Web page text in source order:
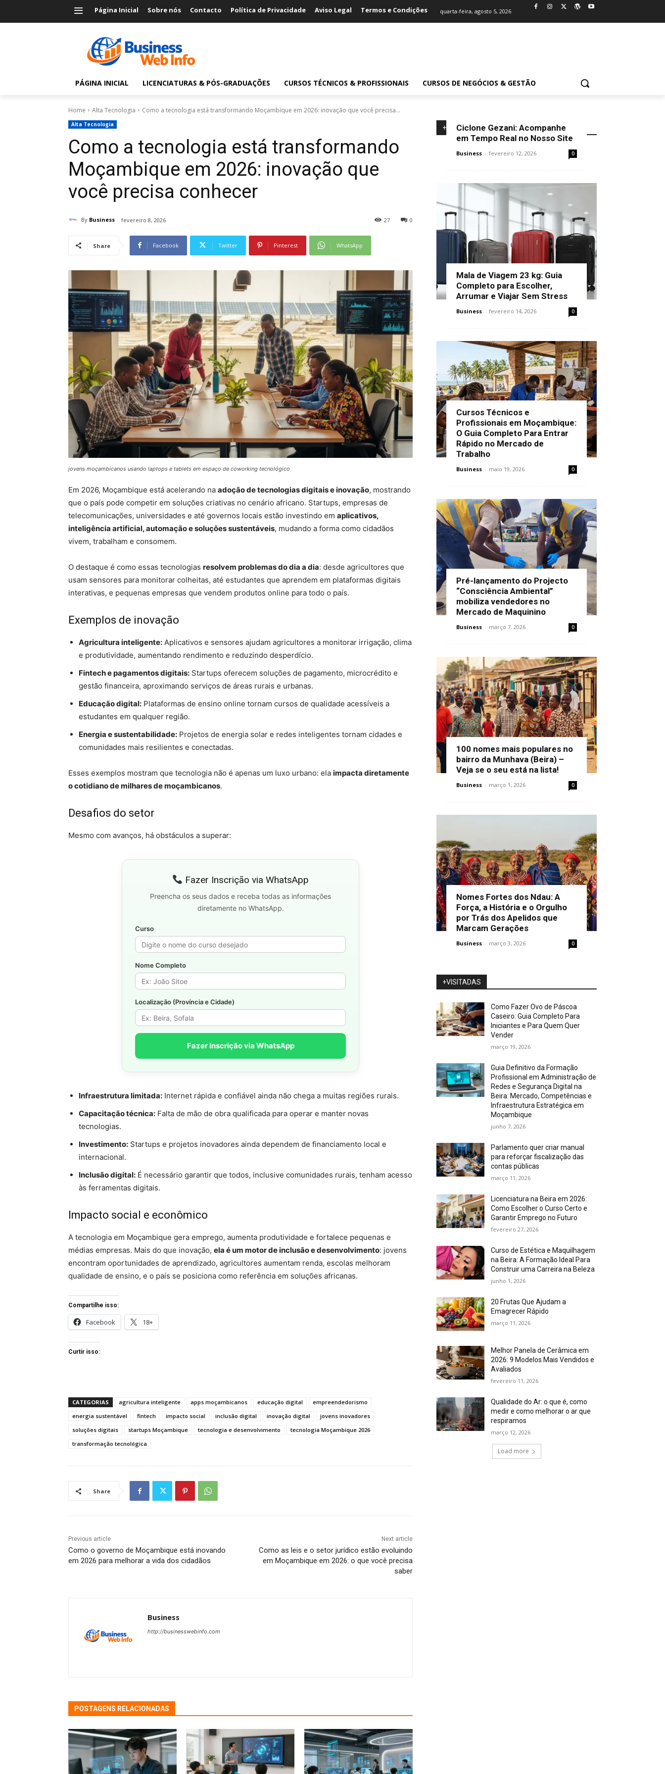
Página Inicial Sobre nós Contacto Política de Privacidade Aviso Legal Termos e Condições quarta-feira, agosto 5, 2026
PÁGINA INICIAL LICENCIATURAS & PÓS-GRADUAÇÕES CURSOS TÉCNICOS & PROFISSIONAIS CURSOS DE NEGÓCIOS & GESTÃO
Home Alta Tecnologia Como a tecnologia está transformando Moçambique em 2026: inovação que você precisa...
Alta Tecnologia
Como a tecnologia está transformando
Moçambique em 2026: inovação que
você precisa conhecer
By Business fevereiro 8, 2026 0
27
Share Facebook Twitter Pinterest WhatsApp
jovens moçambicanos usando laptops e tablets em espaço de coworking tecnológico
Em 2026, Moçambique está acelerando na adoção de tecnologias digitais e inovação, mostrando
que o país pode competir em soluções criativas no cenário africano. Startups, empresas de
telecomunicações, universidades e até governos locais estão investindo em aplicativos,
inteligência artificial, automação e soluções sustentáveis, mudando a forma como cidadãos
vivem, trabalham e consomem.
O destaque é como essas tecnologias resolvem problemas do dia a dia: desde agricultores que
usam sensores para monitorar colheitas, até estudantes que aprendem em plataformas digitais
interativas, e pequenas empresas que vendem produtos online para todo o país.
Exemplos de inovação
Agricultura inteligente: Aplicativos e sensores ajudam agricultores a monitorar irrigação, clima
e produtividade, aumentando rendimento e reduzindo desperdício.
Fintech e pagamentos digitais: Startups oferecem soluções de pagamento, microcrédito e
gestão financeira, aproximando serviços de áreas rurais e urbanas.
Educação digital: Plataformas de ensino online tornam cursos de qualidade acessíveis a
estudantes em qualquer região.
Energia e sustentabilidade: Projetos de energia solar e redes inteligentes tornam cidades e
comunidades mais resilientes e conectadas.
Esses exemplos mostram que tecnologia não é apenas um luxo urbano: ela impacta diretamente
o cotidiano de milhares de moçambicanos.
Desafios do setor
Mesmo com avanços, há obstáculos a superar:
Fazer Inscrição via WhatsApp
Preencha os seus dados e receba todas as informações
diretamente no WhatsApp.
Curso
Nome Completo
Localização (Província e Cidade)
Fazer Inscrição via WhatsApp
Infraestrutura limitada: Internet rápida e confiável ainda não chega a muitas regiões rurais.
Capacitação técnica: Falta de mão de obra qualificada para operar e manter novas
tecnologias.
Investimento: Startups e projetos inovadores ainda dependem de financiamento local e
internacional.
Inclusão digital: É necessário garantir que todos, inclusive comunidades rurais, tenham acesso
às ferramentas digitais.
Impacto social e econômico
A tecnologia em Moçambique gera emprego, aumenta produtividade e fortalece pequenas e
médias empresas. Mais do que inovação, ela é um motor de inclusão e desenvolvimento: jovens
encontram oportunidades de aprendizado, agricultores aumentam renda, escolas melhoram
qualidade de ensino, e o país se posiciona como referência em soluções africanas.
Compartilhe isso:
Facebook 18+
Curtir isso:
CATEGORIAS agricultura inteligente apps moçambicanos educação digital
empreendedorismo
energia sustentável
fintech impacto social inclusão digital inovação digital
jovens inovadores
soluções digitais
startups Moçambique tecnologia e desenvolvimento
tecnologia Moçambique 2026
transformação tecnológica
Share
Previous article
Como o governo de Moçambique está inovando
em 2026 para melhorar a vida dos cidadãos
Next article
Como as leis e o setor jurídico estão evoluindo
em Moçambique em 2026: o que você precisa
saber
Business
http://businesswebinfo.com
POSTAGENS RELACIONADAS
+NOVIDADES
Ciclone Gezani: Acompanhe
em Tempo Real no Nosso Site
Business - fevereiro 12, 2026 0
Mala de Viagem 23 kg: Guia
Completo para Escolher,
Arrumar e Viajar Sem Stress
Business - fevereiro 14, 2026 0
Cursos Técnicos e
Profissionais em Moçambique:
O Guia Completo Para Entrar
Rápido no Mercado de
Trabalho
Business - maio 19, 2026 0
Pré-lançamento do Projecto
“Consciência Ambiental”
mobiliza vendedores no
Mercado de Maquinino
Business - março 7, 2026 0
100 nomes mais populares no
bairro da Munhava (Beira) –
Veja se o seu está na lista!
Business - março 1, 2026 0
Nomes Fortes dos Ndau: A
Força, a História e o Orgulho
por Trás dos Apelidos que
Marcam Gerações
Business - março 3, 2026 0
+VISITADAS
Como Fazer Ovo de Páscoa
Caseiro: Guia Completo Para
Iniciantes e Para Quem Quer
Vender
março 19, 2026
Guia Definitivo da Formação
Profissional em Administração de
Redes e Segurança Digital na
Beira: Mercado, Competências e
Infraestrutura Estratégica em
Moçambique
junho 7, 2026
Parlamento quer criar manual
para reforçar fiscalização das
contas públicas
março 11, 2026
Licenciatura na Beira em 2026:
Como Escolher o Curso Certo e
Garantir Emprego no Futuro
fevereiro 27, 2026
Curso de Estética e Maquilhagem
na Beira: A Formação Ideal Para
Construir uma Carreira na Beleza
junho 1, 2026
20 Frutas Que Ajudam a
Emagrecer Rápido
março 11, 2026
Melhor Panela de Cerâmica em
2026: 9 Modelos Mais Vendidos e
Avaliados
fevereiro 11, 2026
Qualidade do Ar: o que é, como
medir e como melhorar o ar que
respiramos
março 12, 2026
Load more